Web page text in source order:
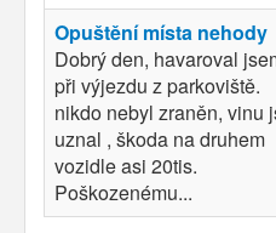
Opuštění místa nehody
Dobrý den, havaroval
při výjezdu z parkoviště.
nikdo nebyl zraněn, vinu
uznal , škoda na druhem
vozidle asi 20tis.
Poškozenému...